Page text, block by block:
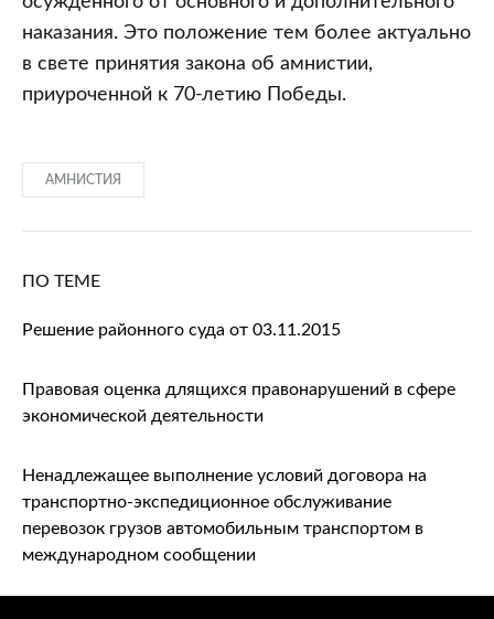
наказания. Это положение тем более актуально
в свете принятия закона об амнистии,
приуроченной к 70-летию Победы.
АМНИСТИЯ
ПО ТЕМЕ
Решение районного суда от 03.11.2015
Правовая оценка длящихся правонарушений в сфере
экономической деятельности
Ненадлежащее выполнение условий договора на
транспортно-экспедиционное обслуживание
перевозок грузов автомобильным транспортом в
международном сообщении